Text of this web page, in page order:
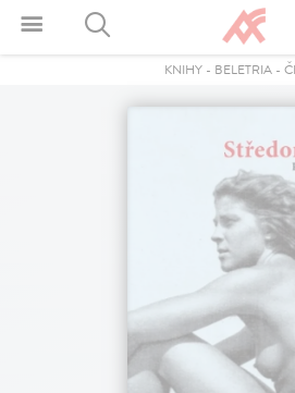
KNIHY - BELETRIA -